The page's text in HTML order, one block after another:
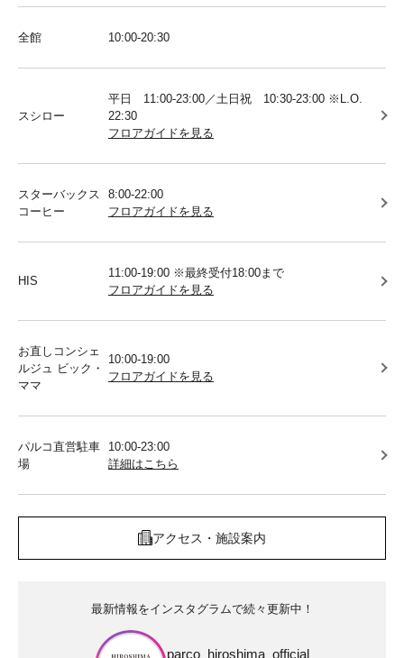
全館 10:00-20:30
スシロー
平日 11:00-23:00／土日祝 10:30-23:00 ※L.O.
22:30
フロアガイドを見る
スターバックス
コーヒー
8:00-22:00
フロアガイドを見る
HIS
11:00-19:00 ※最終受付18:00まで
フロアガイドを見る
お直しコンシェ
ルジュ ビック・
ママ
10:00-19:00
フロアガイドを見る
パルコ直営駐車
場
10:00-23:00
詳細はこちら
アクセス・施設案内
最新情報をインスタグラムで続々更新中！
parco_hiroshima_official